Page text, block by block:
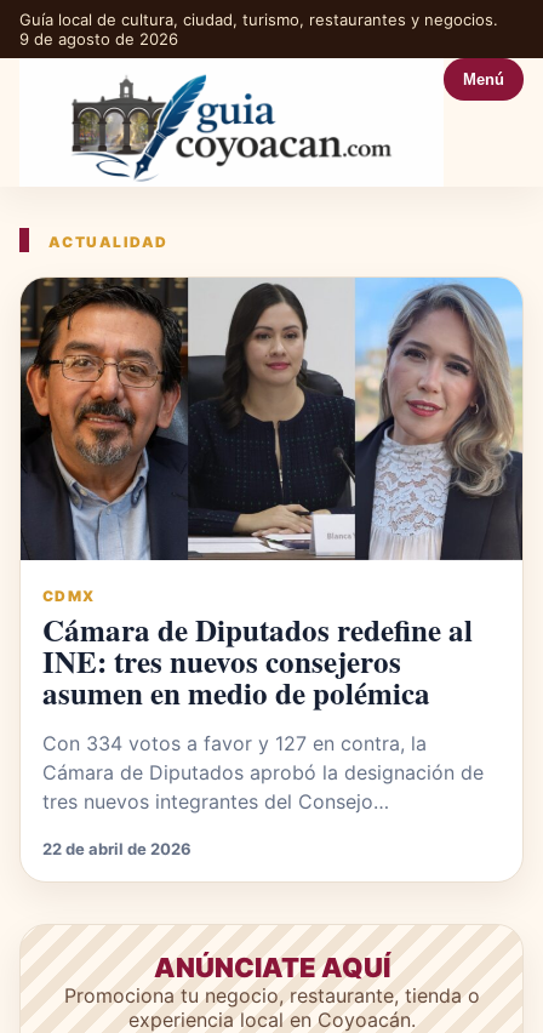
Guía local de cultura, ciudad, turismo, restaurantes y negocios.
9 de agosto de 2026
Menú
ACTUALIDAD
CDMX
Cámara de Diputados redefine al
INE: tres nuevos consejeros
asumen en medio de polémica
Con 334 votos a favor y 127 en contra, la
Cámara de Diputados aprobó la designación de
tres nuevos integrantes del Consejo…
22 de abril de 2026
ANÚNCIATE AQUÍ
Promociona tu negocio, restaurante, tienda o
experiencia local en Coyoacán.